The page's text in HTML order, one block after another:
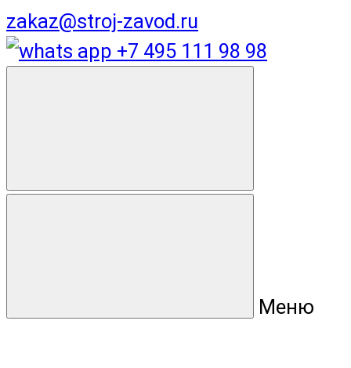
zakaz@stroj-zavod.ru
+7 495 111 98 98
Меню